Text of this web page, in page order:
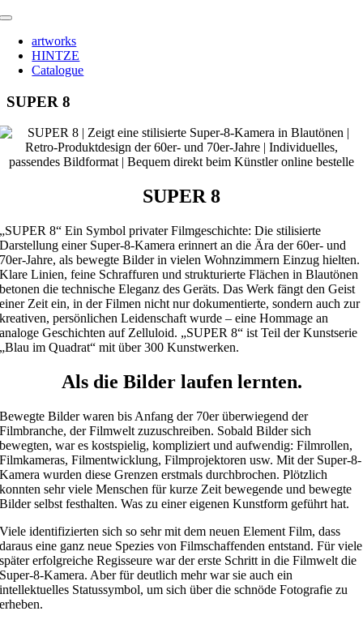
Zum
springen
Toggle
Navigationartworks
HINTZE
Catalogue
SUPER 8
SUPER 8
„SUPER 8“ Ein Symbol privater Filmgeschichte: Die stilisierte
Darstellung einer Super-8-Kamera erinnert an die Ära der 60er- und
70er-Jahre, als bewegte Bilder in vielen Wohnzimmern Einzug hielten.
Klare Linien, feine Schraffuren und strukturierte Flächen in Blautönen
betonen die technische Eleganz des Geräts. Das Werk fängt den Geist
einer Zeit ein, in der Filmen nicht nur dokumentierte, sondern auch zur
kreativen, persönlichen Leidenschaft wurde – eine Hommage an
analoge Geschichten auf Zelluloid. „SUPER 8“ ist Teil der Kunstserie
„Blau im Quadrat“ mit über 300 Kunstwerken.
Als die Bilder laufen lernten.
Bewegte Bilder waren bis Anfang der 70er überwiegend der
Filmbranche, der Filmwelt zuzuschreiben. Sobald Bilder sich
bewegten, war es kostspielig, kompliziert und aufwendig: Filmrollen,
Filmkameras, Filmentwicklung, Filmprojektoren usw. Mit der Super-8-
Kamera wurden diese Grenzen erstmals durchbrochen. Plötzlich
konnten sehr viele Menschen für kurze Zeit bewegende und bewegte
Bilder selbst festhalten. Was zu einer eigenen Kunstform geführt hat.
Viele identifizierten sich so sehr mit dem neuen Element Film, dass
daraus eine ganz neue Spezies von Filmschaffenden entstand. Für viele
später erfolgreiche Regisseure war der erste Schritt in die Filmwelt die
Super-8-Kamera. Aber für deutlich mehr war sie auch ein
intellektuelles Statussymbol, um sich über die schnöde Fotografie zu
erheben.